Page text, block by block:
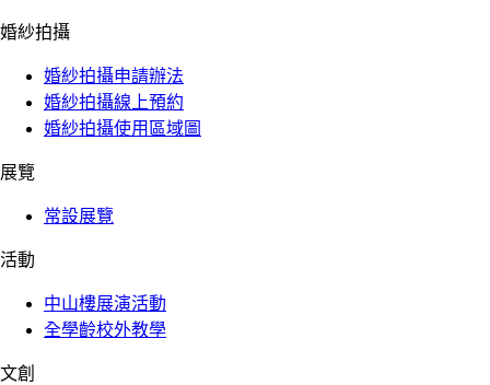
婚紗拍攝
婚紗拍攝申請辦法
婚紗拍攝線上預約
婚紗拍攝使用區域圖
展覽
常設展覽
活動
中山樓展演活動
全學齡校外教學
文創